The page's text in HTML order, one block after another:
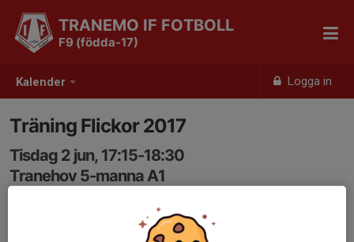
Kalender Logga in
TRANEMO IF FOTBOLL
F9 (födda-17)
Träning Flickor 2017
Tisdag 2 jun, 17:15-18:30
Tranehov 5-manna A1